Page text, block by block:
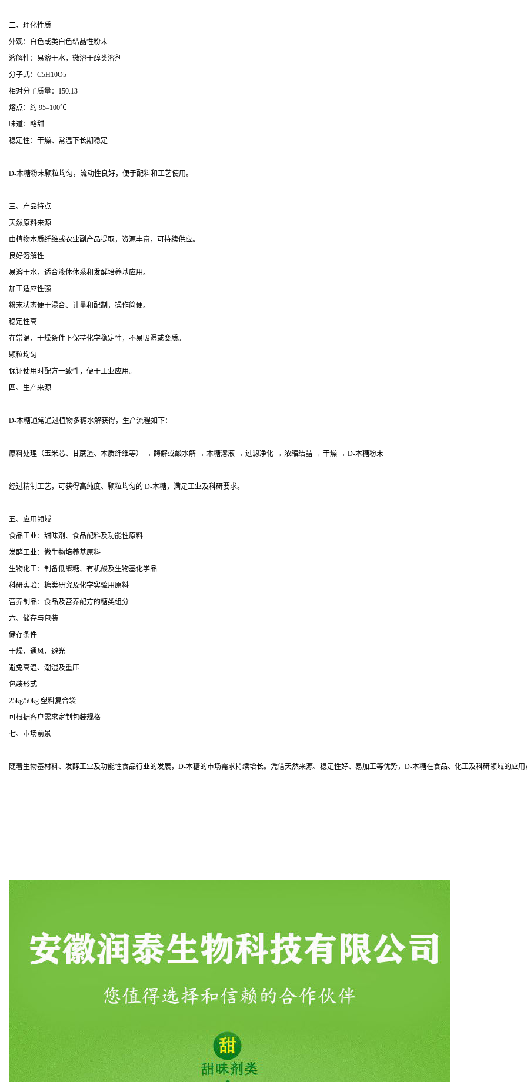
二、理化性质
外观：白色或类白色结晶性粉末
溶解性：易溶于水，微溶于醇类溶剂
分子式：C5H10O5
相对分子质量：150.13
熔点：约 95–100℃
味道：略甜
稳定性：干燥、常温下长期稳定
D-木糖粉末颗粒均匀，流动性良好，便于配料和工艺使用。
三、产品特点
天然原料来源
由植物木质纤维或农业副产品提取，资源丰富，可持续供应。
良好溶解性
易溶于水，适合液体体系和发酵培养基应用。
加工适应性强
粉末状态便于混合、计量和配制，操作简便。
稳定性高
在常温、干燥条件下保持化学稳定性，不易吸湿或变质。
颗粒均匀
保证使用时配方一致性，便于工业应用。
四、生产来源
D-木糖通常通过植物多糖水解获得，生产流程如下：
原料处理（玉米芯、甘蔗渣、木质纤维等） → 酶解或酸水解 → 木糖溶液 → 过滤净化 → 浓缩结晶 → 干燥 → D-木糖粉末
经过精制工艺，可获得高纯度、颗粒均匀的 D-木糖，满足工业及科研要求。
五、应用领域
食品工业：甜味剂、食品配料及功能性原料
发酵工业：微生物培养基原料
生物化工：制备低聚糖、有机酸及生物基化学品
科研实验：糖类研究及化学实验用原料
营养制品：食品及营养配方的糖类组分
六、储存与包装
储存条件
干燥、通风、避光
避免高温、潮湿及重压
包装形式
25kg/50kg 塑料复合袋
可根据客户需求定制包装规格
七、市场前景
随着生物基材料、发酵工业及功能性食品行业的发展，D-木糖的市场需求持续增长。凭借天然来源、稳定性好、易加工等优势，D-木糖在食品、化工及科研领域的应